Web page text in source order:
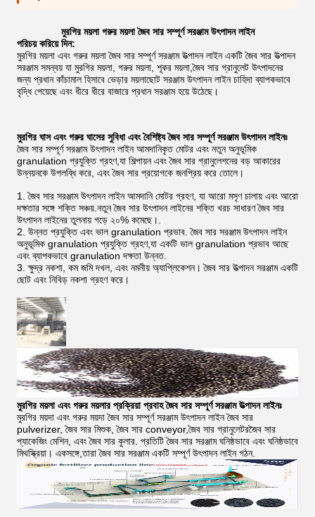
মুরগির ময়লা গরুর ময়লা জৈব সার সম্পূর্ণ সরঞ্জাম উৎপাদন লাইন
পরিচয় করিয়ে দিন:
মুরগির ময়লা এবং গরুর ময়লা জৈব সার সম্পূর্ণ সরঞ্জাম উত্পাদন লাইন একটি জৈব সার উত্পাদন
সরঞ্জাম সমন্বয় যা মুরগির ময়লা, গরুর ময়লা, শূকর ময়লা,জৈব সার গ্রানুলেট উৎপাদনের
জন্য প্রধান কাঁচামাল হিসাবে ভেড়ার ময়লাছোট সরঞ্জাম উৎপাদন লাইন চাহিদা ব্যাপকভাবে
বৃদ্ধি পেয়েছে এবং ধীরে ধীরে বাজারে প্রধান সরঞ্জাম হয়ে উঠেছে।
মুরগির ঘাস এবং গরুর ঘাসের সুবিধা এবং বৈশিষ্ট্য জৈব সার সম্পূর্ণ সরঞ্জাম উৎপাদন লাইনঃ
জৈব সার সম্পূর্ণ সরঞ্জাম উৎপাদন লাইন আমদানিকৃত মোটর এবং নতুন অনুভূমিক
granulation প্রযুক্তি গ্রহণ,যা শিল্পায়ন এবং জৈব সার গ্রানুলেশনের বড় আকারের
উন্নয়নকে উপলব্ধি করে, এবং জৈব সার প্রয়োগকে জনপ্রিয় করে তোলে।
1. জৈব সার সরঞ্জাম উৎপাদন লাইন আমদানি মোটর গ্রহণ, যা আরো মসৃণ চালায় এবং আরো
দক্ষতার সঙ্গে শক্তি সঞ্চয়.নতুন জৈব সার উৎপাদন লাইনের শক্তি খরচ সাধারণ জৈব সার
উৎপাদন লাইনের তুলনায় গড়ে ২০% কমেছে।.
2. উন্নত প্রযুক্তি এবং ভাল granulation প্রভাব. জৈব সার সরঞ্জাম উৎপাদন লাইন
অনুভূমিক granulation প্রযুক্তি গ্রহণ,যা একটি ভাল granulation প্রভাব আছে
এবং ব্যাপকভাবে granulation দক্ষতা উন্নত.
3. ক্ষুদ্র নকশা, কম জমি দখল, এবং নমনীয় অ্যাপ্লিকেশন। জৈব সার উত্পাদন সরঞ্জাম একটি
ছোট এবং নিবিড় নকশা গ্রহণ করে।
মুরগির ময়লা এবং গরুর ময়লার প্রক্রিয়া প্রবাহ জৈব সার সম্পূর্ণ সরঞ্জাম উত্পাদন লাইনঃ
মুরগির ময়দা এবং গরুর ময়দা জৈব সার সম্পূর্ণ সরঞ্জাম উৎপাদন লাইন জৈব সার
pulverizer, জৈব সার মিশুক, জৈব সার conveyor,জৈব সার গ্রানুলেটরজৈব সার
প্যাকেজিং মেশিন, এবং জৈব সার কুলার. প্রতিটি জৈব সার সরঞ্জাম ঘনিষ্ঠভাবে এবং ঘনিষ্ঠভাবে
মিথস্ক্রিয়া। একসঙ্গে,তারা জৈব সার সরঞ্জাম একটি সম্পূর্ণ উৎপাদন লাইন গঠন.